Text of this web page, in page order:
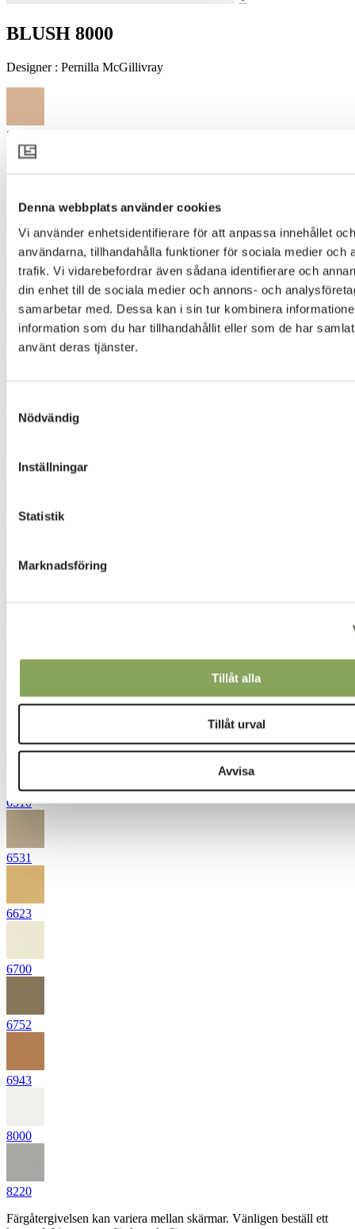
Denna webbplats använder cookies
Vi använder enhetsidentifierare för att anpassa innehållet
användarna, tillhandahålla funktioner för sociala medier och
trafik. Vi vidarebefordrar även sådana identifierare och
din enhet till de sociala medier och annons- och
samarbetar med. Dessa kan i sin tur kombinera
information som du har tillhandahållit eller som de har
använt deras tjänster.
Nödvändig
Inställningar
Statistik
Marknadsföring
Tillåt alla
Tillåt urval
Avvisa
BLUSH 8000
Designer : Pernilla McGillivray
3021
3241
4471
4562
5431
6311
6510
6531
6623
6700
6752
6943
8000
8220
Färgåtergivelsen kan variera mellan skärmar. Vänligen beställ ett